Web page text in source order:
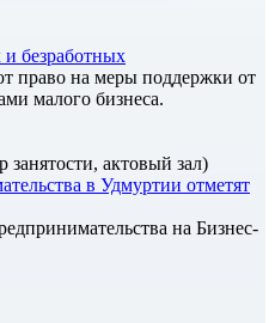
безработных
право на меры поддержки от
малого бизнеса.
занятости, актовый зал)
в Удмуртии отметят
на Бизнес-